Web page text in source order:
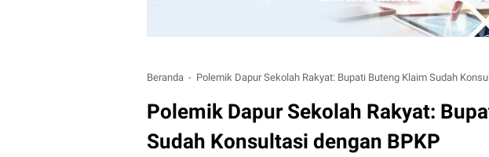
Beranda Polemik Dapur Sekolah Rakyat: Bupati Buteng Klaim Sudah
Polemik Dapur Sekolah Rakyat:
Sudah Konsultasi dengan BPKP